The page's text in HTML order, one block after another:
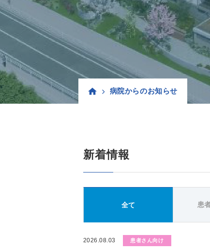
病院からのお知らせ
新着情報
全て 患
2026.08.03 患者さん向け